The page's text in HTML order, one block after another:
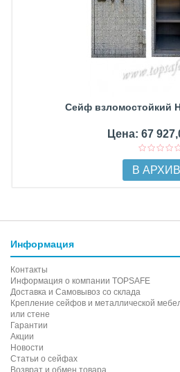
Сейф взломостойкий
Цена: 67
В
Информация
Контакты
Информация о компании TOPSAFE
Доставка и Самовывоз со склада
Крепление сейфов и металлической
или стене
Гарантии
Акции
Новости
Статьи о сейфах
Возврат и обмен товара